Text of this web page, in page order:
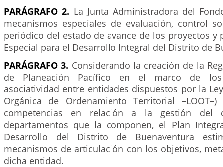
PARÁGRAFO 2. La Junta Administradora del
mecanismos especiales de evaluación, control
periódico del estado de avance de los proyectos y
Especial para el Desarrollo Integral del Distrito de
PARÁGRAFO 3. Considerando la creación de la
de Planeación Pacífico en el marco de los
asociatividad entre entidades dispuestos por la
Orgánica de Ordenamiento Territorial
competencias en relación a la gestión del
departamentos que la componen, el Plan
Desarrollo del Distrito de Buenaventura
mecanismos de articulación con los objetivos,
dicha entidad.